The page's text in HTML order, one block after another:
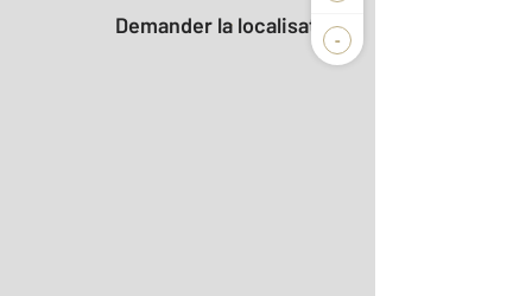
-
Demander la localisation